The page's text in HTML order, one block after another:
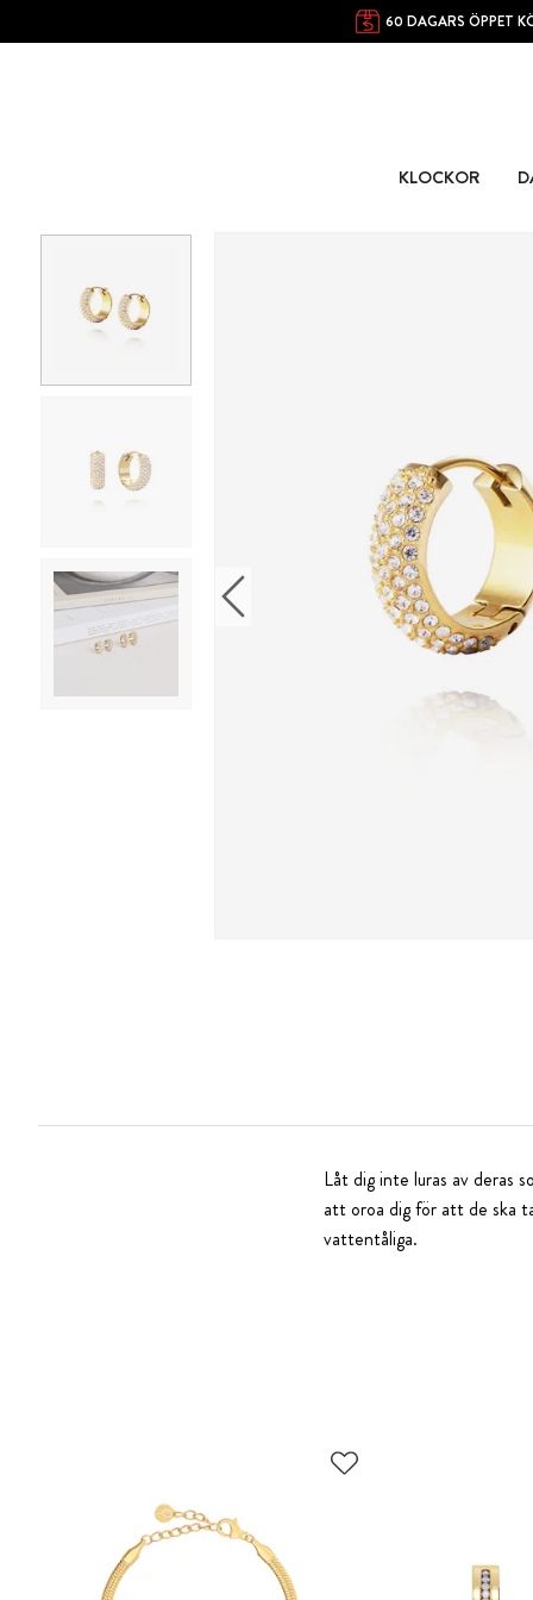
60 DAGARS ÖPPET
KLOCKOR
Låt dig inte luras av deras
att oroa dig för att de ska
vattentåliga.